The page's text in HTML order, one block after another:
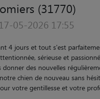
(31770)
le 08-05-2026
son weekend, elle etait
Merci Laure"
5/5